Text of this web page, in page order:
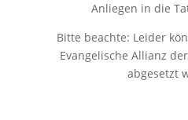
Anliegen in die
Bitte beachte: Leider
Evangelische Allianz
abgesetzt